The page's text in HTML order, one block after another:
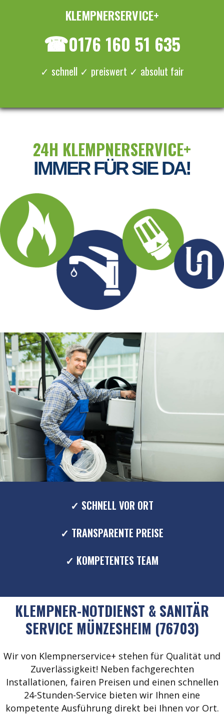
KLEMPNERSERVICE+
☎0176 160 51 635
✓ schnell ✓ preiswert ✓ absolut fair
24H KLEMPNERSERVICE+
IMMER FÜR SIE DA!
✓ SCHNELL VOR ORT
✓ TRANSPARENTE PREISE
✓ KOMPETENTES TEAM
KLEMPNER-NOTDIENST & SANITÄR
SERVICE MÜNZESHEIM (76703)
Wir von Klempnerservice+ stehen für Qualität und
Zuverlässigkeit! Neben fachgerechten
Installationen, fairen Preisen und einen schnellen
24-Stunden-Service bieten wir Ihnen eine
kompetente Ausführung direkt bei Ihnen vor Ort.